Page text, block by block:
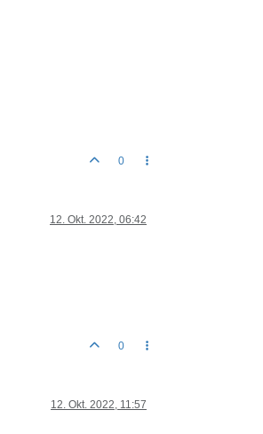
0
12. Okt. 2022, 06:42
0
12. Okt. 2022, 11:57